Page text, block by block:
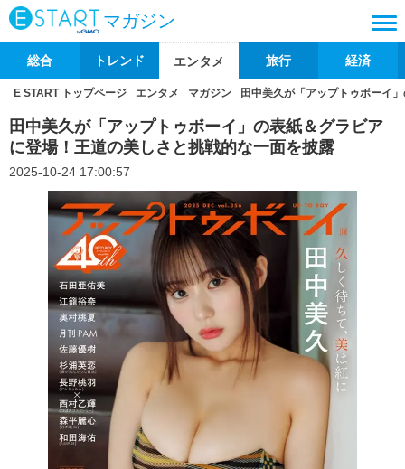
マガジン
総合 トレンド エンタメ 旅行 経済
E START トップページ エンタメ マガジン 田中美久が「アップトゥボーイ
田中美久が「アップトゥボーイ」の表紙＆グラビア
に登場！王道の美しさと挑戦的な一面を披露
2025-10-24 17:00:57